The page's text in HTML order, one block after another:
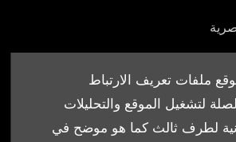
ملفات تعريف الارتباط
لتشغيل الموقع والتحليلات
لطرف ثالث كما هو موضح في